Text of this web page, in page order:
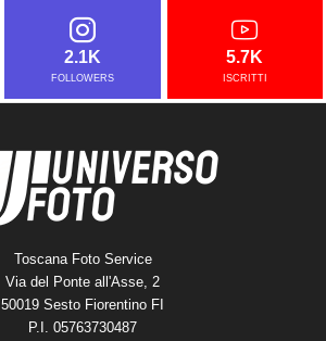
2.1K
FOLLOWERS
5.7K
ISCRITTI
Toscana Foto Service
Via del Ponte all'Asse, 2
50019 Sesto Fiorentino FI
P.I. 05763730487